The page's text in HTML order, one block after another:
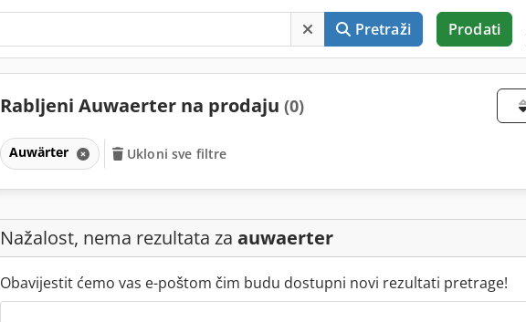
Pretraži Prodati
Rabljeni Auwaerter na prodaju (0)
Auwärter Ukloni sve filtre
Nažalost, nema rezultata za auwaerter
Obavijestit ćemo vas e-poštom čim budu dostupni novi rezultati pretrage!